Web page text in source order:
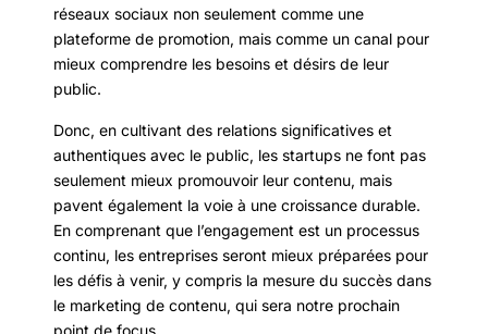
réseaux sociaux non seulement comme une
plateforme de promotion, mais comme un canal pour
mieux comprendre les besoins et désirs de leur
public.
Donc, en cultivant des relations significatives et
authentiques avec le public, les startups ne font pas
seulement mieux promouvoir leur contenu, mais
pavent également la voie à une croissance durable.
En comprenant que l’engagement est un processus
continu, les entreprises seront mieux préparées pour
les défis à venir, y compris la mesure du succès dans
le marketing de contenu, qui sera notre prochain
point de focus.